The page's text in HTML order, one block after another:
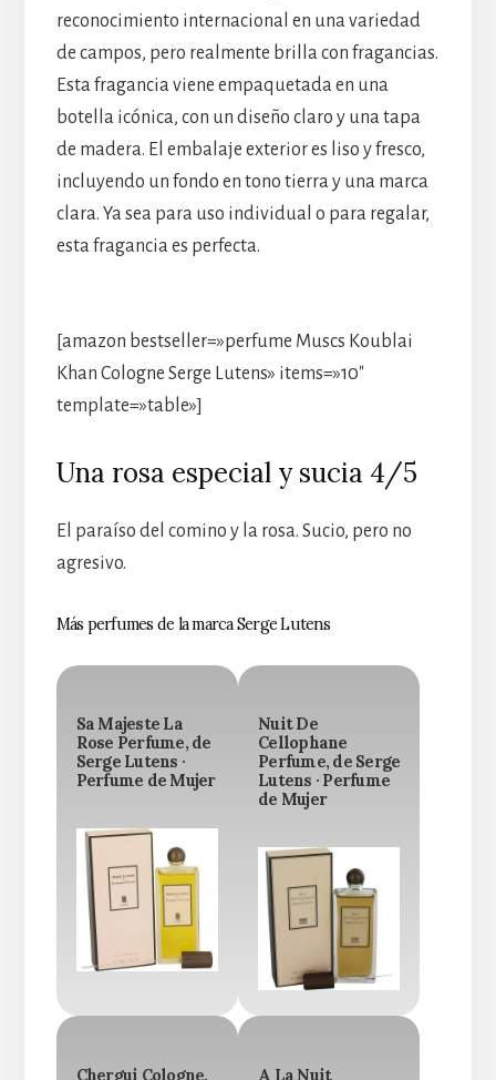
reconocimiento internacional en una variedad
de campos, pero realmente brilla con fragancias.
Esta fragancia viene empaquetada en una
botella icónica, con un diseño claro y una tapa
de madera. El embalaje exterior es liso y fresco,
incluyendo un fondo en tono tierra y una marca
clara. Ya sea para uso individual o para regalar,
esta fragancia es perfecta.
[amazon bestseller=»perfume Muscs Koublai
Khan Cologne Serge Lutens» items=»10″
template=»table»]
Una rosa especial y sucia 4/5
El paraíso del comino y la rosa. Sucio, pero no
agresivo.
Más perfumes de la marca Serge Lutens
Sa Majeste La
Rose Perfume, de
Serge Lutens ·
Perfume de Mujer
Nuit De
Cellophane
Perfume, de Serge
Lutens · Perfume
de Mujer
Chergui Cologne,
A La Nuit